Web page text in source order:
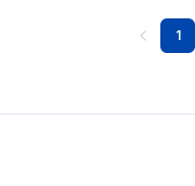
1